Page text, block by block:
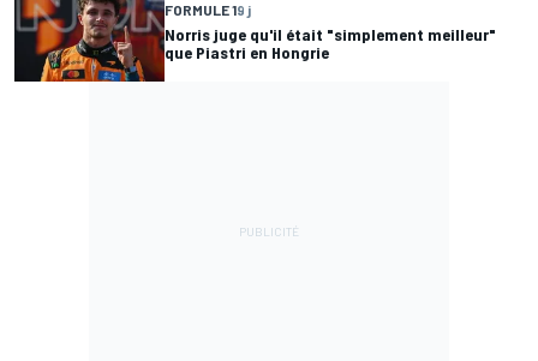
FORMULE 19 j
Norris juge qu'il était "simplement meilleur"
que Piastri en Hongrie